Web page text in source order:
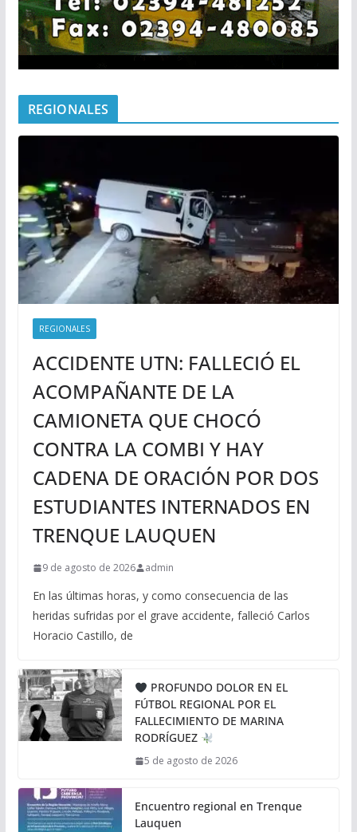
REGIONALES
REGIONALES
ACCIDENTE UTN: FALLECIÓ EL
ACOMPAÑANTE DE LA
CAMIONETA QUE CHOCÓ
CONTRA LA COMBI Y HAY
CADENA DE ORACIÓN POR DOS
ESTUDIANTES INTERNADOS EN
TRENQUE LAUQUEN
9 de agosto de 2026 admin
En las últimas horas, y como consecuencia de las
heridas sufridas por el grave accidente, falleció Carlos
Horacio Castillo, de
PROFUNDO DOLOR EN EL
FÚTBOL REGIONAL POR EL
FALLECIMIENTO DE MARINA
RODRÍGUEZ
5 de agosto de 2026
Encuentro regional en Trenque
Lauquen